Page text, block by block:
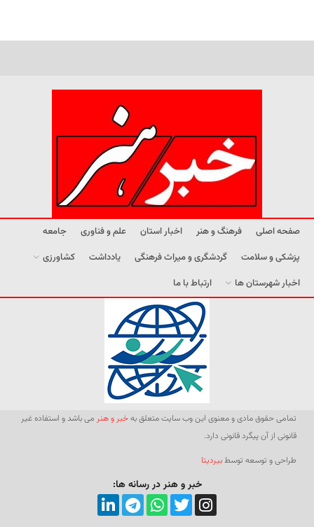
صفحه اصلی فرهنگ و هنر اخبار استان علم و فناوری
جامعه
پزشکی و سلامت
گردشگری و میراث فرهنگی یادداشت
کشاورزی
اخبار شهرستان ها
ارتباط با ما
تمامی حقوق مادی و معنوی این وب سایت متعلق بهخبر و هنر می باشد و استفاده غیر
قانونی از آن پیگرد قانونی دارد.
طراحی و توسعه توسطبیردیتا
خبر و هنر در رسانه ها: